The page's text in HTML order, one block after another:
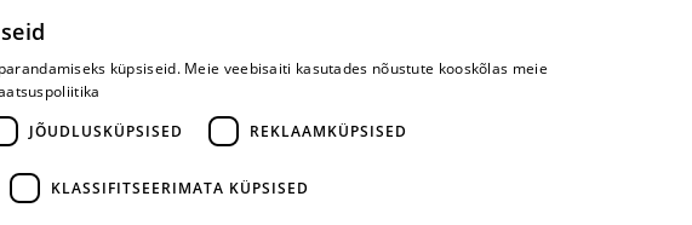
Meist
Koostöö
Küsimused
Kaubamärgid
Kauba tagastamine
küpsiseid. Meie veebisaiti kasutades nõustute kooskõlas meie
JÕUDLUSKÜPSISED REKLAAMKÜPSISED
KLASSIFITSEERIMATA KÜPSISED